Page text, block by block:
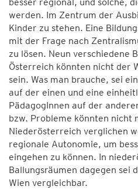
werden. Im Zentrum der
Kinder zu stehen. Eine
mit der Frage nach
zu lösen. Neun verschiedene
Österreich könnten nicht der
sein. Was man brauche, sei
auf der einen und eine
PädagogInnen auf der
bzw. Probleme könnten nicht
Niederösterreich verglichen
regionale Autonomie, um
eingehen zu können. In
Ballungsräumen dagegen sei
Wien vergleichbar.